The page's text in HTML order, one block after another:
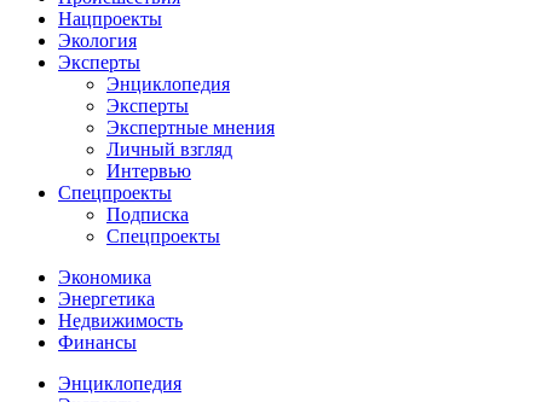
Нацпроекты
Экология
Эксперты
Энциклопедия
Эксперты
Экспертные мнения
Личный взгляд
Интервью
Спецпроекты
Подписка
Спецпроекты
Экономика
Энергетика
Недвижимость
Финансы
Энциклопедия